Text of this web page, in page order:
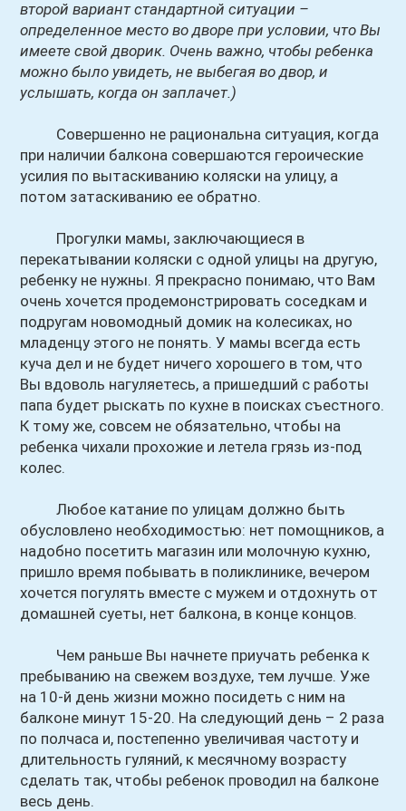
второй вариант стандартной ситуации –
определенное место во дворе при условии, что Вы
имеете свой дворик. Очень важно, чтобы ребенка
можно было увидеть, не выбегая во двор, и
услышать, когда он заплачет.)
Совершенно не рациональна ситуация, когда
при наличии балкона совершаются героические
усилия по вытаскиванию коляски на улицу, а
потом затаскиванию ее обратно.
Прогулки мамы, заключающиеся в
перекатывании коляски с одной улицы на другую,
ребенку не нужны. Я прекрасно понимаю, что Вам
очень хочется продемонстрировать соседкам и
подругам новомодный домик на колесиках, но
младенцу этого не понять. У мамы всегда есть
куча дел и не будет ничего хорошего в том, что
Вы вдоволь нагуляетесь, а пришедший с работы
папа будет рыскать по кухне в поисках съестного.
К тому же, совсем не обязательно, чтобы на
ребенка чихали прохожие и летела грязь из-под
колес.
Любое катание по улицам должно быть
обусловлено необходимостью: нет помощников, а
надобно посетить магазин или молочную кухню,
пришло время побывать в поликлинике, вечером
хочется погулять вместе с мужем и отдохнуть от
домашней суеты, нет балкона, в конце концов.
Чем раньше Вы начнете приучать ребенка к
пребыванию на свежем воздухе, тем лучше. Уже
на 10-й день жизни можно посидеть с ним на
балконе минут 15-20. На следующий день – 2 раза
по полчаса и, постепенно увеличивая частоту и
длительность гуляний, к месячному возрасту
сделать так, чтобы ребенок проводил на балконе
весь день.